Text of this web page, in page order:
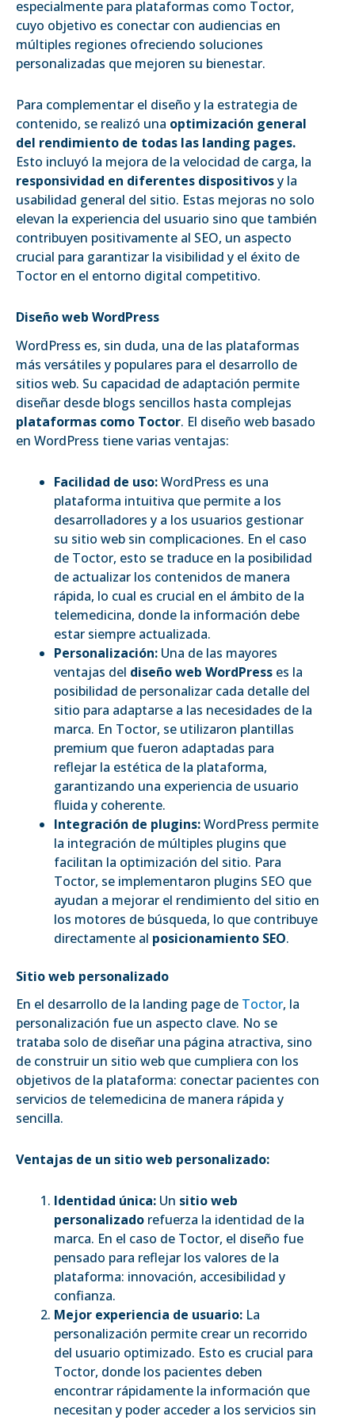
especialmente para plataformas como Toctor,
cuyo objetivo es conectar con audiencias en
múltiples regiones ofreciendo soluciones
personalizadas que mejoren su bienestar.
Para complementar el diseño y la estrategia de
contenido, se realizó una optimización general
del rendimiento de todas las landing pages.
Esto incluyó la mejora de la velocidad de carga, la
responsividad en diferentes dispositivosy la
usabilidad general del sitio. Estas mejoras no solo
elevan la experiencia del usuario sino que también
contribuyen positivamente al SEO, un aspecto
crucial para garantizar la visibilidad y el éxito de
Toctor en el entorno digital competitivo.
Diseño web WordPress
WordPress es, sin duda, una de las plataformas
más versátiles y populares para el desarrollo de
sitios web. Su capacidad de adaptación permite
diseñar desde blogs sencillos hasta complejas
plataformas como Toctor. El diseño web basado
en WordPress tiene varias ventajas:
Facilidad de uso:WordPress es una
plataforma intuitiva que permite a los
desarrolladores y a los usuarios gestionar
su sitio web sin complicaciones. En el caso
de Toctor, esto se traduce en la posibilidad
de actualizar los contenidos de manera
rápida, lo cual es crucial en el ámbito de la
telemedicina, donde la información debe
estar siempre actualizada.
Personalización: Una de las mayores
ventajas del diseño web WordPress es la
posibilidad de personalizar cada detalle del
sitio para adaptarse a las necesidades de la
marca. En Toctor, se utilizaron plantillas
premium que fueron adaptadas para
reflejar la estética de la plataforma,
garantizando una experiencia de usuario
fluida y coherente.
Integración de plugins:WordPress permite
la integración de múltiples plugins que
facilitan la optimización del sitio. Para
Toctor, se implementaron plugins SEO que
ayudan a mejorar el rendimiento del sitio en
los motores de búsqueda, lo que contribuye
directamente al posicionamiento SEO.
Sitio web personalizado
En el desarrollo de la landing page de Toctor, la
personalización fue un aspecto clave. No se
trataba solo de diseñar una página atractiva, sino
de construir un sitio web que cumpliera con los
objetivos de la plataforma: conectar pacientes con
servicios de telemedicina de manera rápida y
sencilla.
Ventajas de un sitio web personalizado:
Identidad única: Un sitio web
personalizado refuerza la identidad de la
marca. En el caso de Toctor, el diseño fue
pensado para reflejar los valores de la
plataforma: innovación, accesibilidad y
confianza.
Mejor experiencia de usuario: La
personalización permite crear un recorrido
del usuario optimizado. Esto es crucial para
Toctor, donde los pacientes deben
encontrar rápidamente la información que
necesitan y poder acceder a los servicios sin